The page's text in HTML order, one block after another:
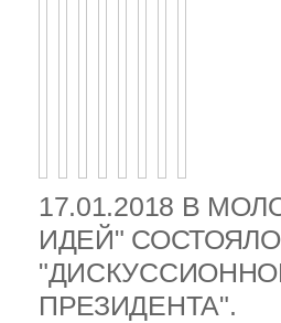
17.01.2018 В
ИДЕЙ"
ПРЕЗИДЕНТА".